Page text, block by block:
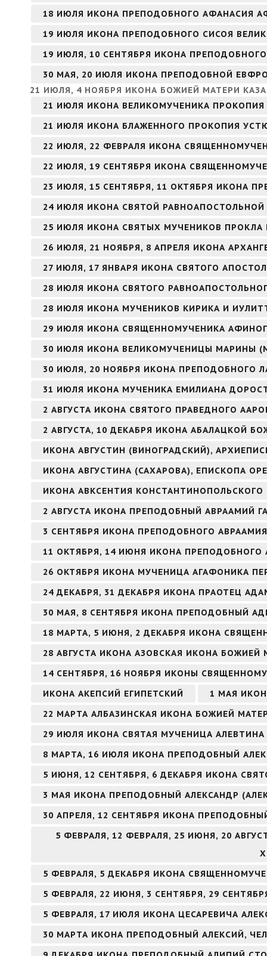
18 ИЮЛЯ ИКОНА ПРЕПОДОБНОГО АФАНАСИЯ
19 ИЮЛЯ ИКОНА ПРЕПОДОБНОГО СИСОЯ
19 ИЮЛЯ, 10 СЕНТЯБРЯ ИКОНА
30 МАЯ, 20 ИЮЛЯ ИКОНА ПРЕПОДОБНОЙ
21 ИЮЛЯ, 4 НОЯБРЯ ИКОНА БОЖИЕЙ МАТЕРИ
21 ИЮЛЯ ИКОНА ВЕЛИКОМУЧЕНИКА ПРОКОПИЯ
21 ИЮЛЯ ИКОНА БЛАЖЕННОГО ПРОКОПИЯ
22 ИЮЛЯ, 22 ФЕВРАЛЯ ИКОНА
22 ИЮЛЯ, 19 СЕНТЯБРЯ ИКОНА
23 ИЮЛЯ, 15 СЕНТЯБРЯ, 11 ОКТЯБРЯ ИКОНА
24 ИЮЛЯ ИКОНА СВЯТОЙ
25 ИЮЛЯ ИКОНА СВЯТЫХ МУЧЕНИКОВ ПРОКЛА
26 ИЮЛЯ, 21 НОЯБРЯ, 8 АПРЕЛЯ ИКОНА
27 ИЮЛЯ, 17 ЯНВАРЯ ИКОНА СВЯТОГО
28 ИЮЛЯ ИКОНА СВЯТОГО
28 ИЮЛЯ ИКОНА МУЧЕНИКОВ КИРИКА И
29 ИЮЛЯ ИКОНА СВЯЩЕННОМУЧЕНИКА
30 ИЮЛЯ ИКОНА ВЕЛИКОМУЧЕНИЦЫ МАРИНЫ
30 ИЮЛЯ, 20 НОЯБРЯ ИКОНА ПРЕПОДОБНОГО
31 ИЮЛЯ ИКОНА МУЧЕНИКА ЕМИЛИАНА
2 АВГУСТА ИКОНА СВЯТОГО ПРАВЕДНОГО
2 АВГУСТА, 10 ДЕКАБРЯ ИКОНА АБАЛАЦКОЙ
ИКОНА АВГУСТИН (ВИНОГРАДСКИЙ),
ИКОНА АВГУСТИНА (САХАРОВА), ЕПИСКОПА
ИКОНА АВКСЕНТИЯ КОНСТАНТИНОПОЛЬСКОГО
2 АВГУСТА ИКОНА ПРЕПОДОБНЫЙ АВРААМИЙ
3 СЕНТЯБРЯ ИКОНА ПРЕПОДОБНОГО
11 ОКТЯБРЯ, 14 ИЮНЯ ИКОНА ПРЕПОДОБНОГО
26 ОКТЯБРЯ ИКОНА МУЧЕНИЦА АГАФОНИКА
24 ДЕКАБРЯ, 31 ДЕКАБРЯ ИКОНА ПРАОТЕЦ
30 МАЯ, 8 СЕНТЯБРЯ ИКОНА ПРЕПОДОБНЫЙ
18 МАРТА, 5 ИЮНЯ, 2 ДЕКАБРЯ ИКОНА
28 АВГУСТА ИКОНА АЗОВСКАЯ ИКОНА БОЖИЕЙ
14 СЕНТЯБРЯ, 16 НОЯБРЯ ИКОНЫ
ИКОНА АКЕПСИЙ ЕГИПЕТСКИЙ
1 МАЯ
22 МАРТА АЛБАЗИНСКАЯ ИКОНА БОЖИЕЙ
29 ИЮЛЯ ИКОНА СВЯТАЯ МУЧЕНИЦА
8 МАРТА, 16 ИЮЛЯ ИКОНА ПРЕПОДОБНЫЙ
5 ИЮНЯ, 12 СЕНТЯБРЯ, 6 ДЕКАБРЯ ИКОНА
3 МАЯ ИКОНА ПРЕПОДОБНЫЙ АЛЕКСАНДР
30 АПРЕЛЯ, 12 СЕНТЯБРЯ ИКОНА
5 ФЕВРАЛЯ, 12 ФЕВРАЛЯ, 25 ИЮНЯ, 20
5 ФЕВРАЛЯ, 5 ДЕКАБРЯ ИКОНА
5 ФЕВРАЛЯ, 22 ИЮНЯ, 3 СЕНТЯБРЯ, 29
5 ФЕВРАЛЯ, 17 ИЮЛЯ ИКОНА ЦЕСАРЕВИЧА
30 МАРТА ИКОНА ПРЕПОДОБНЫЙ АЛЕКСИЙ,